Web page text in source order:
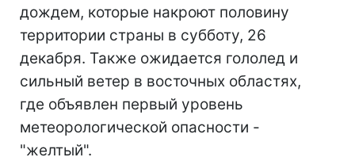
дождем, которые накроют половину
территории страны в субботу, 26
декабря. Также ожидается гололед и
сильный ветер в восточных областях,
где объявлен первый уровень
метеорологической опасности -
"желтый".